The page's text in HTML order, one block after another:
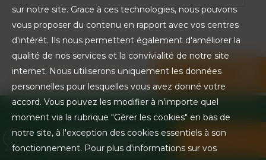
Partager sur les réseaux sociaux
BESOIN D'UN
RENSEIGNEMENT ?
CONTACTEZ-
NOUS !
sur notre site. Grace à ces technologies, nous pouvons
vous proposer du contenu en rapport avec vos centres
d'intérêt. Ils nous permettent également d'améliorer la
qualité de nos services et la convivialité de notre site
internet. Nous utiliserons uniquement les données
personnelles pour lesquelles vous avez donné votre
accord. Vous pouvez les modifier à n'importe quel
moment via la rubrique "Gérer les cookies" en bas de
notre site, à l'exception des cookies essentiels à son
fonctionnement. Pour plus d'informations sur vos